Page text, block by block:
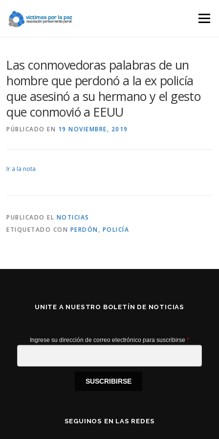
contenido
Menú
Las conmovedoras palabras de un
hombre que perdonó a la ex policía
que asesinó a su hermano y el gesto
que conmovió a EEUU
PÚBLICADO EN 19 NOVIEMBRE, 2019
Ir a la nota
PUBLICADO EL NOTICIAS
ETIQUETADO CON PERDÓN, POLICÍA
UNITE A NUESTRO BOLETÍN DE NOTICIAS
Ingrese su dirección de correo electrónico para suscribirse *
SUSCRIBIRSE
SEGUINOS EN LAS REDES